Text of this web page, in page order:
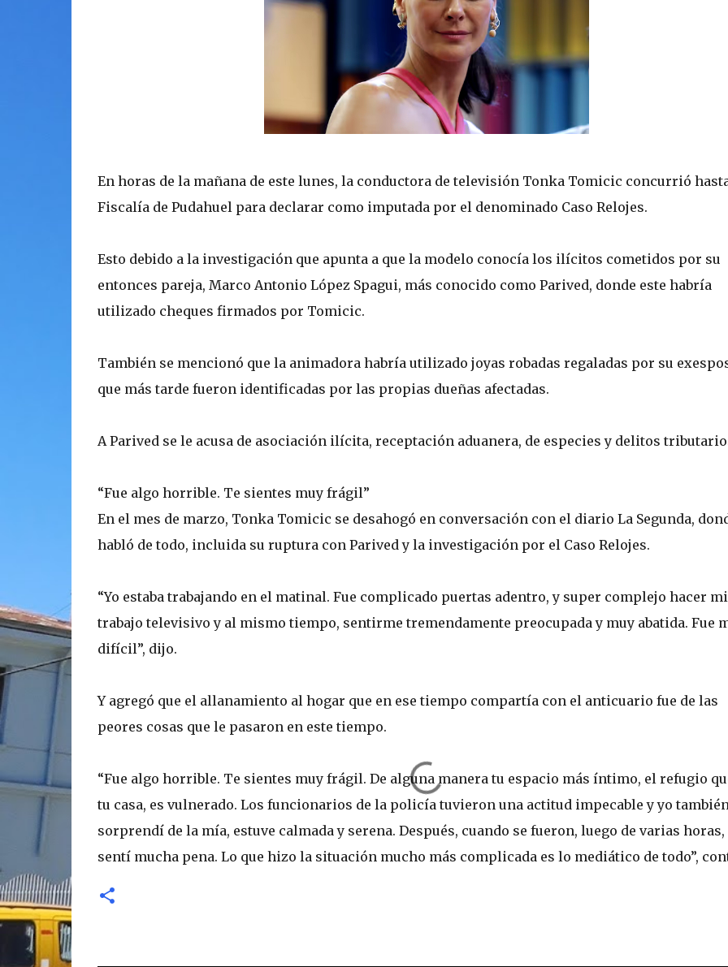
En horas de la mañana de este lunes, la conductora de televisión Tonka Tomicic concurrió
Fiscalía de Pudahuel para declarar como imputada por el denominado Caso Relojes.
Esto debido a la investigación que apunta a que la modelo conocía los ilícitos cometidos por su
entonces pareja, Marco Antonio López Spagui, más conocido como Parived, donde este habría
utilizado cheques firmados por Tomicic.
También se mencionó que la animadora habría utilizado joyas robadas regaladas por su
que más tarde fueron identificadas por las propias dueñas afectadas.
A Parived se le acusa de asociación ilícita, receptación aduanera, de especies y delitos
“Fue algo horrible. Te sientes muy frágil”
En el mes de marzo, Tonka Tomicic se desahogó en conversación con el diario La Segunda,
habló de todo, incluida su ruptura con Parived y la investigación por el Caso Relojes.
“Yo estaba trabajando en el matinal. Fue complicado puertas adentro, y super complejo hacer mi
trabajo televisivo y al mismo tiempo, sentirme tremendamente preocupada y muy abatida. Fue
difícil”, dijo.
Y agregó que el allanamiento al hogar que en ese tiempo compartía con el anticuario fue de las
peores cosas que le pasaron en este tiempo.
“Fue algo horrible. Te sientes muy frágil. De alguna manera tu espacio más íntimo, el refugio
tu casa, es vulnerado. Los funcionarios de la policía tuvieron una actitud impecable y yo
sorprendí de la mía, estuve calmada y serena. Después, cuando se fueron, luego de varias horas,
sentí mucha pena. Lo que hizo la situación mucho más complicada es lo mediático de todo”,